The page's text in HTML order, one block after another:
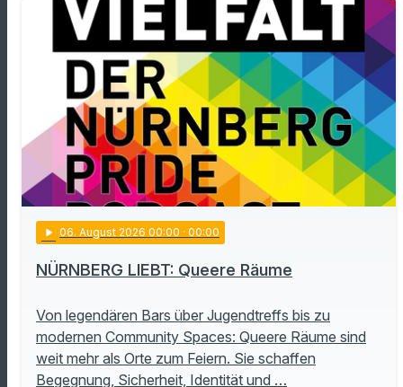
play_arrow 06. August 2026 00:00 · 00:00
NÜRNBERG LIEBT: Queere Räume
Von legendären Bars über Jugendtreffs bis zu
modernen Community Spaces: Queere Räume sind
weit mehr als Orte zum Feiern. Sie schaffen
Begegnung, Sicherheit, Identität und …